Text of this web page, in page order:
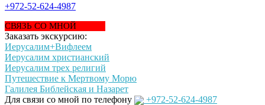
+972-52-624-4987
СВЯЗЬ СО МНОЙ
Заказать экскурсию:
Иерусалим+Вифлеем
Иерусалим христианский
Иерусалим трех религий
Путешествие к Мертвому Морю
Галилея Библейская и Назарет
Для связи со мной по телефону
+972-52-624-4987